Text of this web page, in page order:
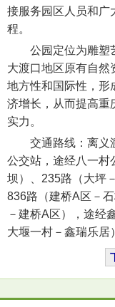
接服务园区人员和广
程。
公园定位为雕塑艺
大渡口地区原有自然
地方性和国际性，形
济增长，从而提高重
实力。
交通路线：离义渡
公交站，途经八一村
坝）、235路（大坪
836路（建桥A区－
－建桥A区），途经
大堰一村－鑫瑞乐居